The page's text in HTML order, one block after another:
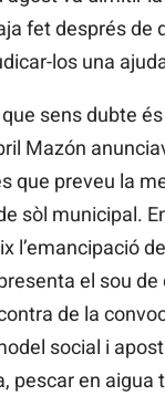
fet després de
los una
sens dubte
Mazón
que preveu la
sòl municipal.
l’emancipació
el sou
de la
social i
pescar en aigua